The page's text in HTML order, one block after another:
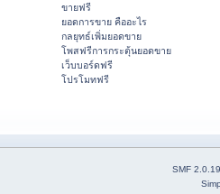
ขายฟรี
ยอดการขาย คืออะไร
กลยุทธ์เพิ่มยอดขาย
โพสฟรีการกระตุ้นยอดขาย
เว็บบอร์ดฟรี
โปรโมทฟรี
SMF 2.0.19